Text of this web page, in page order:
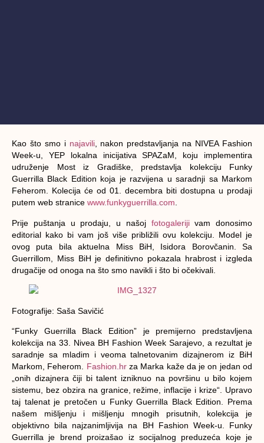
Kao što smo i najavili, nakon predstavljanja na NIVEA Fashion
Week-u, YEP lokalna inicijativa SPAZaM, koju implementira
udruženje Most iz Gradiške, predstavlja kolekciju Funky
Guerrilla Black Edition koja je razvijena u saradnji sa Markom
Feherom. Kolecija će od 01. decembra biti dostupna u prodaji
putem web stranice www.funkyguerrilla.com.
Prije puštanja u prodaju, u našoj fotogalerijivam donosimo
editorial kako bi vam još više približili ovu kolekciju. Model je
ovog puta bila aktuelna Miss BiH, Isidora Borovčanin. Sa
Guerrillom, Miss BiH je definitivno pokazala hrabrost i izgleda
drugačije od onoga na što smo navikli i što bi očekivali.
Fotografije: Saša Savičić
“Funky Guerrilla Black Edition” je premijerno predstavljena
kolekcija na 33. Nivea BH Fashion Week Sarajevo, a rezultat je
saradnje sa mladim i veoma talnetovanim dizajnerom iz BiH
Markom, Feherom. Fashion.hrza Marka kaže da je on jedan od
„onih dizajnera čiji bi talent izniknuo na površinu u bilo kojem
sistemu, bez obzira na granice, režime, inflacije i krize“. Upravo
taj talenat je pretočen u Funky Guerrilla Black Edition. Prema
našem mišljenju i mišljenju mnogih prisutnih, kolekcija je
objektivno bila najzanimljivija na BH Fashion Week-u. Funky
Guerrilla je brend proizašao iz socijalnog preduzeća koje je